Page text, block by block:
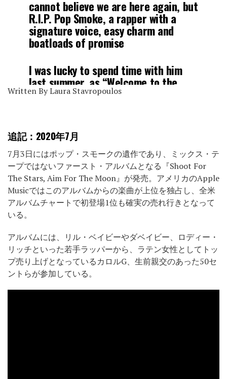
cannot believe we are here again, but
R.I.P. Pop Smoke, a rapper with a
signature voice, easy charm and
boatloads of promise
I was lucky to spend time with him
last summer, as “Welcome to the
Party” was ubiquitous
tragedyhttps://t.co/vUYQMHhru6
— Jon Caramanica
(@joncaramanica)February 19, 2020
Written By Laura Stavropoulos
追記：2020年7月
7月3日にはポップ・スモークの遺作であり、ミックス・テ
ープではないファースト・アルバムとなる『Shoot For
The Stars, Aim For The Moon』が発売。アメリカのApple
Musicではこのアルバムからの楽曲が上位を独占し、全米
アルバムチャートで初登場1位も確実の売れ行きとなって
いる。
アルバムには、リル・ベイビーやダベイビー、ロディー・
リッチといった若手ラッパーから、ラテン女性としてトッ
プ売り上げとなっているカロルG、生前親交のあった50セ
ントらが参加している。